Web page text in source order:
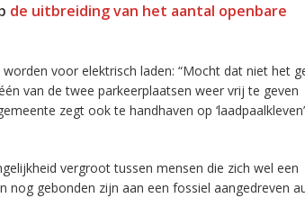
de uitbreiding van het aantal openbare
voor elektrisch laden: “Mocht dat niet het
van de twee parkeerplaatsen weer vrij te geven
zegt ook te handhaven op
vergroot tussen mensen die zich wel een
gebonden zijn aan een fossiel aangedreven